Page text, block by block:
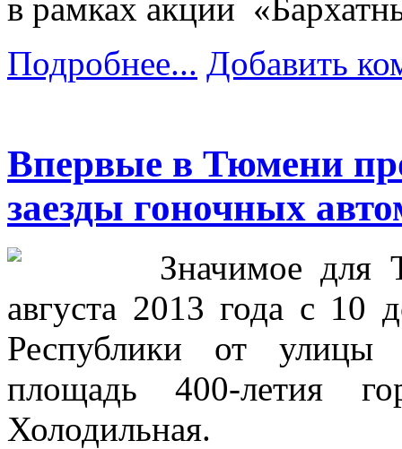
в рамках акции
Подробнее... Добавить
Впервые в Тюмени
заезды гоночных
Значимое для
августа 2013 года с 10
Республики от улицы
площадь 400-летия
Холодильная.